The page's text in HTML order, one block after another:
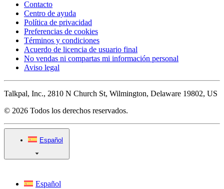
Contacto
Centro de ayuda
Política de privacidad
Preferencias de cookies
Términos y condiciones
Acuerdo de licencia de usuario final
No vendas ni compartas mi información personal
Aviso legal
Talkpal, Inc., 2810 N Church St, Wilmington, Delaware 19802, US
© 2026 Todos los derechos reservados.
Español
Español